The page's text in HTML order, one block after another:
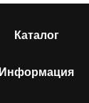
Каталог
Информация